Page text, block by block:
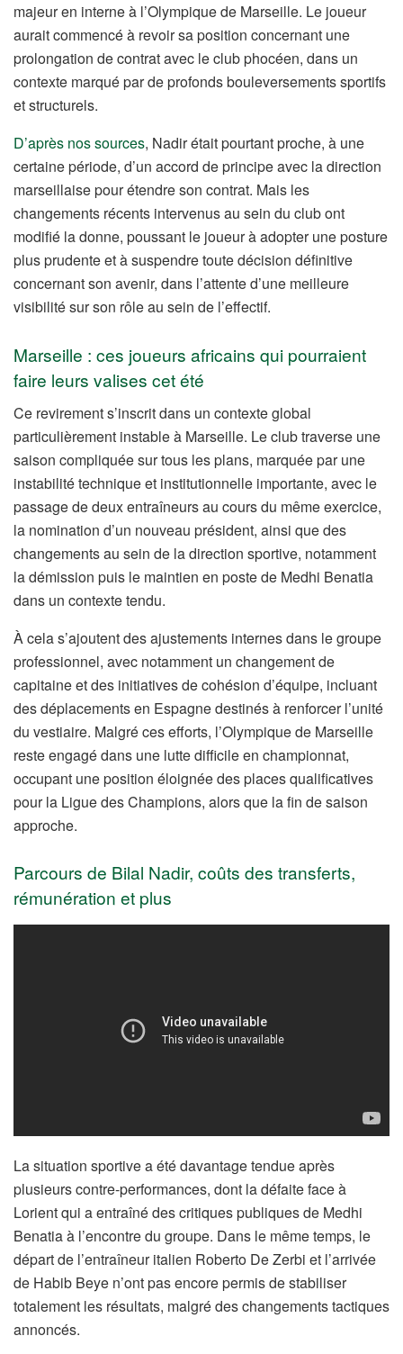
majeur en interne à l’Olympique de Marseille. Le joueur
aurait commencé à revoir sa position concernant une
prolongation de contrat avec le club phocéen, dans un
contexte marqué par de profonds bouleversements sportifs
et structurels.
D’après nos sources, Nadir était pourtant proche, à une
certaine période, d’un accord de principe avec la direction
marseillaise pour étendre son contrat. Mais les
changements récents intervenus au sein du club ont
modifié la donne, poussant le joueur à adopter une posture
plus prudente et à suspendre toute décision définitive
concernant son avenir, dans l’attente d’une meilleure
visibilité sur son rôle au sein de l’effectif.
Marseille : ces joueurs africains qui pourraient
faire leurs valises cet été
Ce revirement s’inscrit dans un contexte global
particulièrement instable à Marseille. Le club traverse une
saison compliquée sur tous les plans, marquée par une
instabilité technique et institutionnelle importante, avec le
passage de deux entraîneurs au cours du même exercice,
la nomination d’un nouveau président, ainsi que des
changements au sein de la direction sportive, notamment
la démission puis le maintien en poste de Medhi Benatia
dans un contexte tendu.
À cela s’ajoutent des ajustements internes dans le groupe
professionnel, avec notamment un changement de
capitaine et des initiatives de cohésion d’équipe, incluant
des déplacements en Espagne destinés à renforcer l’unité
du vestiaire. Malgré ces efforts, l’Olympique de Marseille
reste engagé dans une lutte difficile en championnat,
occupant une position éloignée des places qualificatives
pour la Ligue des Champions, alors que la fin de saison
approche.
Parcours de Bilal Nadir, coûts des transferts,
rémunération et plus
La situation sportive a été davantage tendue après
plusieurs contre-performances, dont la défaite face à
Lorient qui a entraîné des critiques publiques de Medhi
Benatia à l’encontre du groupe. Dans le même temps, le
départ de l’entraîneur italien Roberto De Zerbi et l’arrivée
de Habib Beye n’ont pas encore permis de stabiliser
totalement les résultats, malgré des changements tactiques
annoncés.